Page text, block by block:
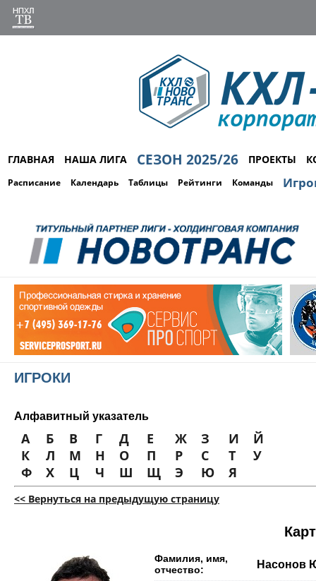
ГЛАВНАЯ НАША ЛИГА СЕЗОН 2025/26 ПРОЕКТЫ
Расписание Календарь Таблицы Рейтинги Команды
ИГРОКИ
Алфавитный указатель
А Б В Г Д Е Ж З И
Й
К
Л М Н О П Р С Т
У
Ф
Х Ц Ч Ш Щ Э Ю Я
<< Вернуться на предыдущую страницу
Фамилия, имя,
отчество:
Насонов